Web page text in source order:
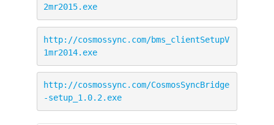
2mr2015.exe
http://cosmossync.com/bms_clientSetupV
1mr2014.exe
http://cosmossync.com/CosmosSyncBridge
-setup_1.0.2.exe